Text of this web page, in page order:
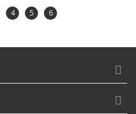
4 5 6